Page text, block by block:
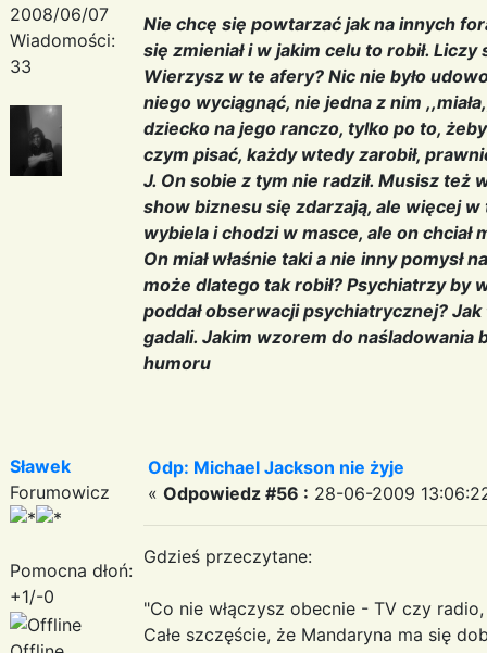
2008/06/07
Wiadomości:
33
Nie chcę się powtarzać jak na innych
się zmieniał i w jakim celu to robił.
Wierzysz w te afery? Nic nie było
niego wyciągnąć, nie jedna z nim
dziecko na jego ranczo, tylko po to,
czym pisać, każdy wtedy zarobił,
J. On sobie z tym nie radził. Musisz
show biznesu się zdarzają, ale więcej
wybiela i chodzi w masce, ale on chciał
On miał właśnie taki a nie inny pomysł
może dlatego tak robił? Psychiatrzy by
poddał obserwacji psychiatrycznej?
gadali. Jakim wzorem do naśladowania
humoru
Sławek
Forumowicz
Pomocna dłoń:
+1/-0
Odp: Michael Jackson nie żyje
« Odpowiedz #56 : 28-06-2009
Gdzieś przeczytane:
"Co nie włączysz obecnie - TV czy
Całe szczęście, że Mandaryna ma się